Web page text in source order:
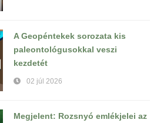
A Geopéntekek sorozata kis
paleontológusokkal veszi
kezdetét
02 júl 2026
Megjelent: Rozsnyó emlékjelei az